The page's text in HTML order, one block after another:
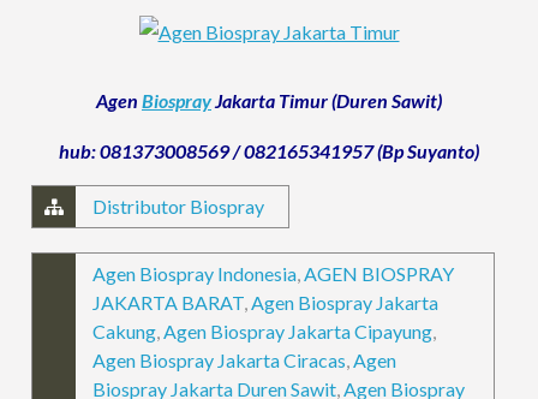
Agen BiosprayJakarta Timur (Duren Sawit)
hub: 081373008569 / 082165341957 (Bp Suyanto)
Distributor Biospray
Agen Biospray Indonesia,AGEN BIOSPRAY
JAKARTA BARAT,Agen Biospray Jakarta
Cakung,Agen Biospray Jakarta Cipayung,
Agen Biospray Jakarta Ciracas,Agen
Biospray Jakarta Duren Sawit,Agen Biospray